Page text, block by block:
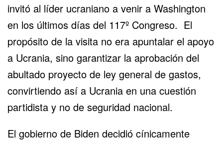
invitó al líder ucraniano a venir a Washington
en los últimos días del 117º Congreso. El
propósito de la visita no era apuntalar el apoyo
a Ucrania, sino garantizar la aprobación del
abultado proyecto de ley general de gastos,
convirtiendo así a Ucrania en una cuestión
partidista y no de seguridad nacional.
El gobierno de Biden decidió cínicamente